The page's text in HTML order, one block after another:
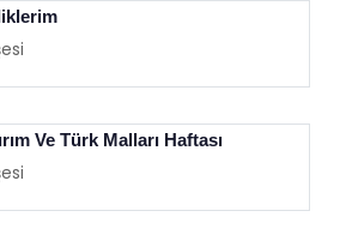
Ve Türk Malları Haftası